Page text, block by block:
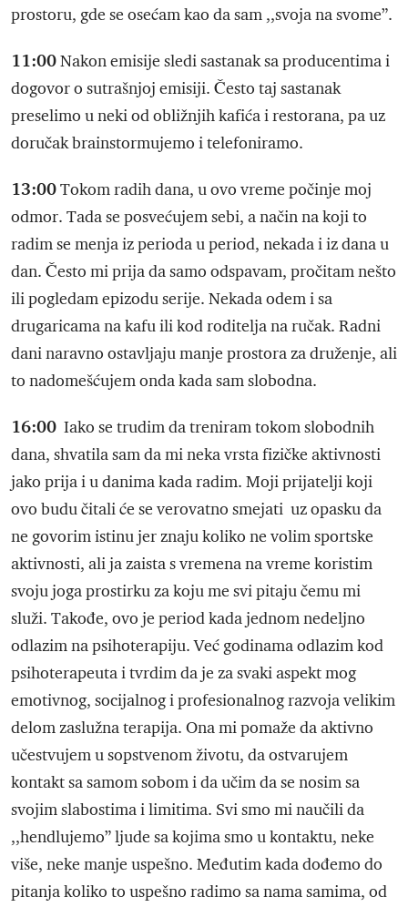
prostoru, gde se osećam kao da sam ,,svoja na svome”.
11:00Nakon emisije sledi sastanak sa producentima i
dogovor o sutrašnjoj emisiji. Često taj sastanak
preselimo u neki od obližnjih kafića i restorana, pa uz
doručak brainstormujemo i telefoniramo.
13:00Tokom radih dana, u ovo vreme počinje moj
odmor. Tada se posvećujem sebi, a način na koji to
radim se menja iz perioda u period, nekada i iz dana u
dan. Često mi prija da samo odspavam, pročitam nešto
ili pogledam epizodu serije. Nekada odem i sa
drugaricama na kafu ili kod roditelja na ručak. Radni
dani naravno ostavljaju manje prostora za druženje, ali
to nadomešćujem onda kada sam slobodna.
16:00 Iako se trudim da treniram tokom slobodnih
dana, shvatila sam da mi neka vrsta fizičke aktivnosti
jako prija i u danima kada radim. Moji prijatelji koji
ovo budu čitali će se verovatno smejati uz opasku da
ne govorim istinu jer znaju koliko ne volim sportske
aktivnosti, ali ja zaista s vremena na vreme koristim
svoju joga prostirku za koju me svi pitaju čemu mi
služi. Takođe, ovo je period kada jednom nedeljno
odlazim na psihoterapiju. Već godinama odlazim kod
psihoterapeuta i tvrdim da je za svaki aspekt mog
emotivnog, socijalnog i profesionalnog razvoja velikim
delom zaslužna terapija. Ona mi pomaže da aktivno
učestvujem u sopstvenom životu, da ostvarujem
kontakt sa samom sobom i da učim da se nosim sa
svojim slabostima i limitima. Svi smo mi naučili da
,,hendlujemo” ljude sa kojima smo u kontaktu, neke
više, neke manje uspešno. Međutim kada dođemo do
pitanja koliko to uspešno radimo sa nama samima, od